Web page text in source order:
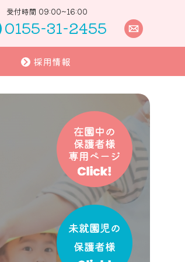
受付時間 09:00~16:00
0155-31-2455
採用情報